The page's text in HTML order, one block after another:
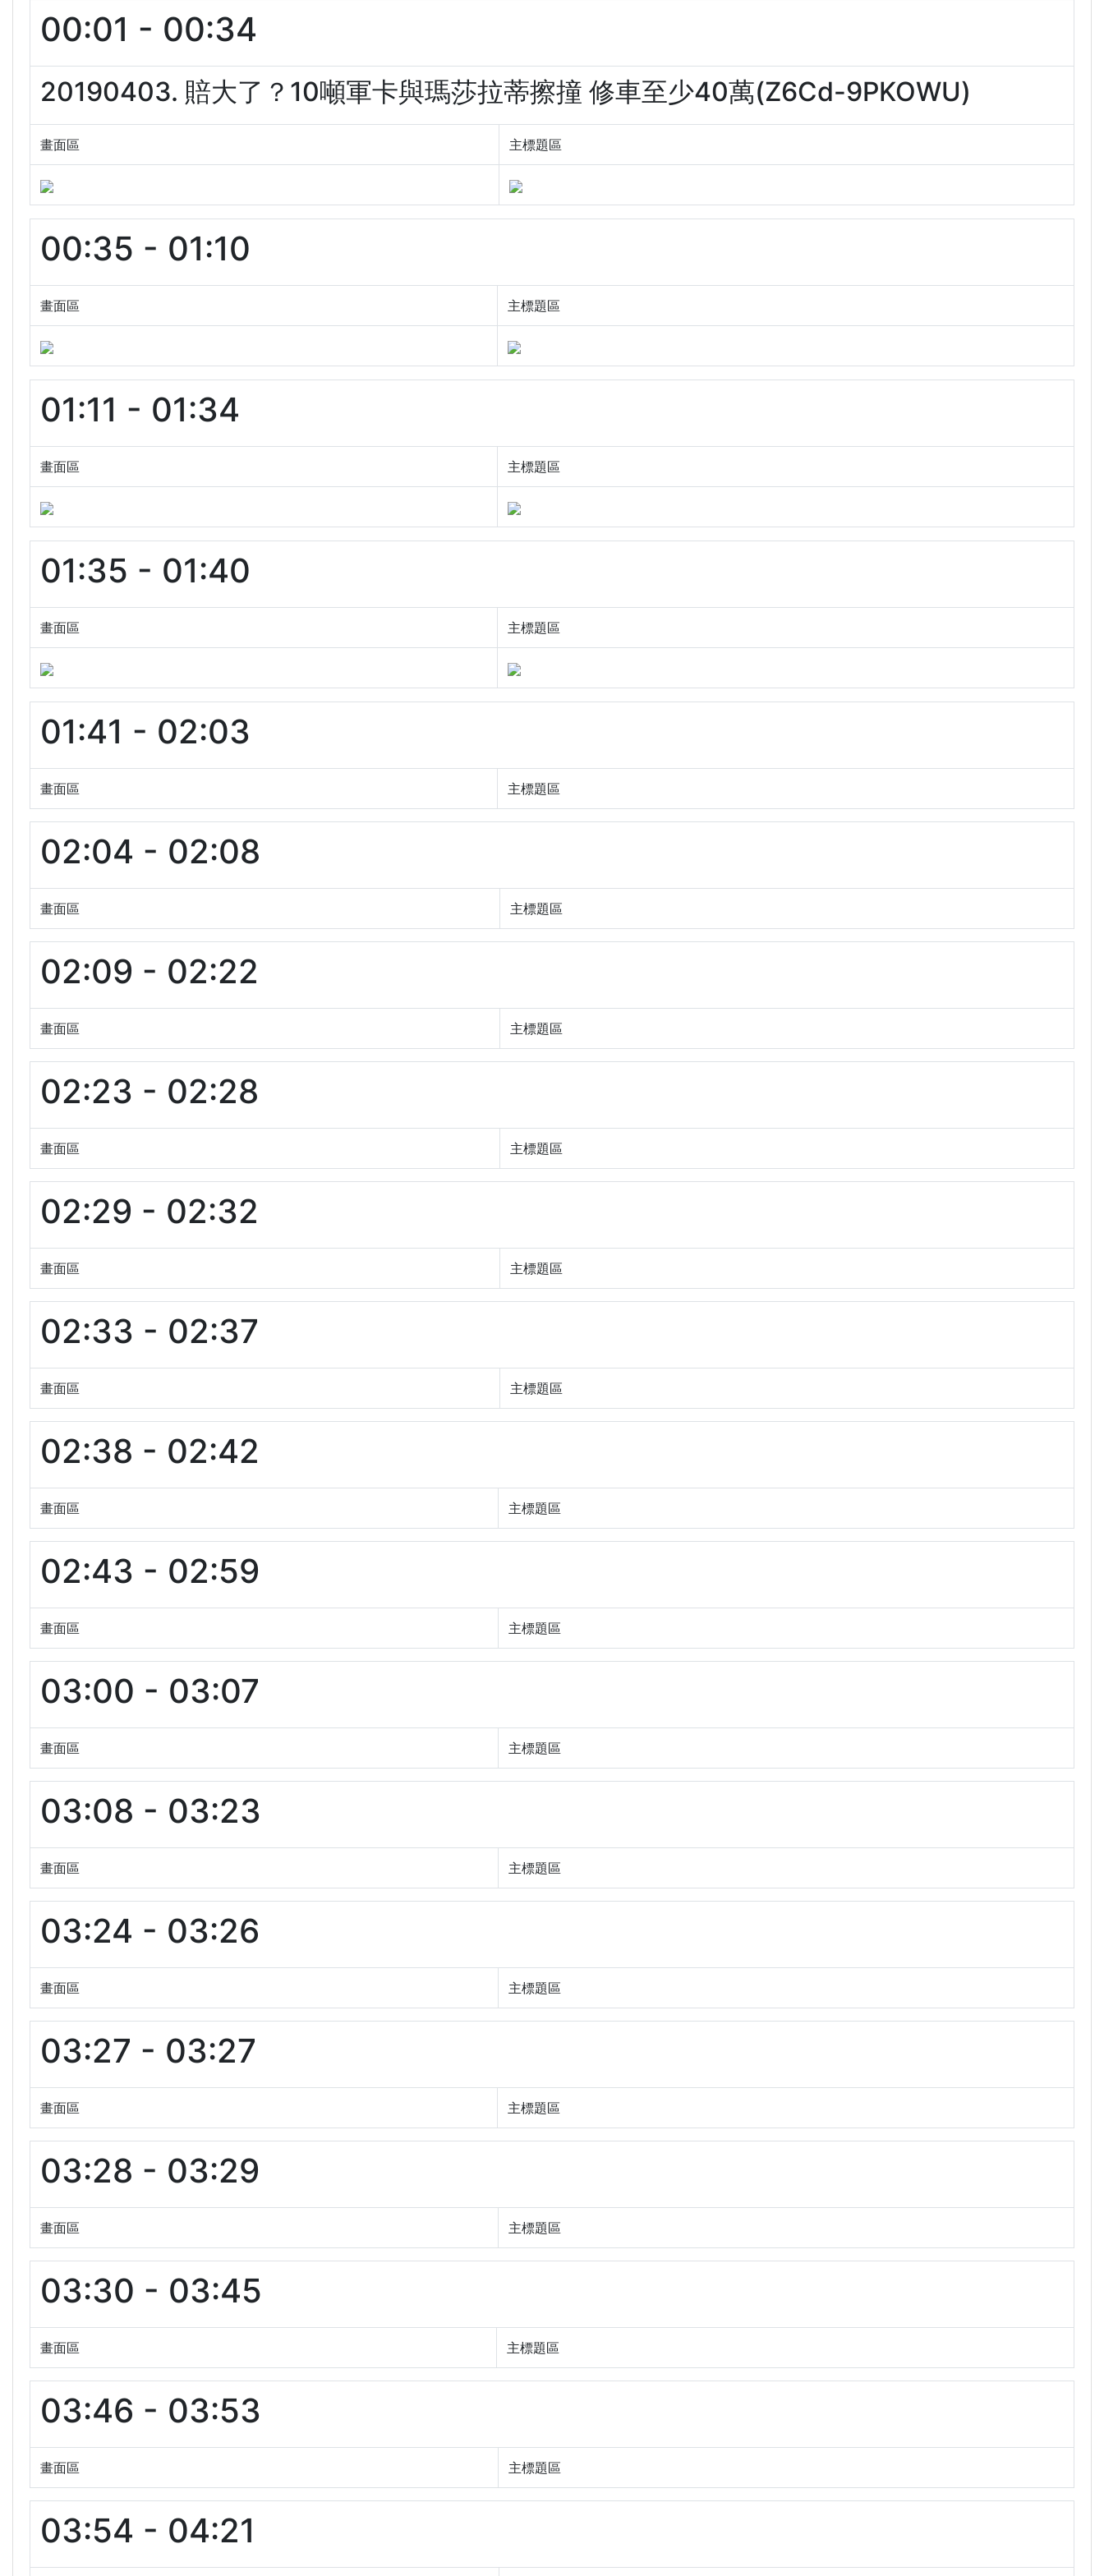
00:01 - 00:34
20190403. 賠大了？10噸軍卡與瑪莎拉蒂擦撞 修車至少40萬(Z6Cd-9PKOWU)
畫面區 主標題區
00:35 - 01:10
畫面區 主標題區
01:11 - 01:34
畫面區 主標題區
01:35 - 01:40
畫面區 主標題區
01:41 - 02:03
畫面區 主標題區
02:04 - 02:08
畫面區 主標題區
02:09 - 02:22
畫面區 主標題區
02:23 - 02:28
畫面區 主標題區
02:29 - 02:32
畫面區 主標題區
02:33 - 02:37
畫面區 主標題區
02:38 - 02:42
畫面區 主標題區
02:43 - 02:59
畫面區 主標題區
03:00 - 03:07
畫面區 主標題區
03:08 - 03:23
畫面區 主標題區
03:24 - 03:26
畫面區 主標題區
03:27 - 03:27
畫面區 主標題區
03:28 - 03:29
畫面區 主標題區
03:30 - 03:45
畫面區 主標題區
03:46 - 03:53
畫面區 主標題區
03:54 - 04:21